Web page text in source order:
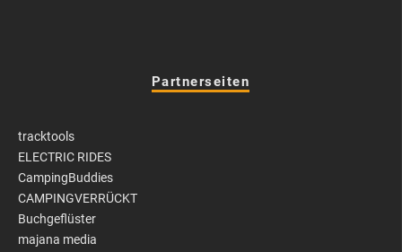
Partnerseiten
tracktools
ELECTRIC RIDES
CampingBuddies
CAMPINGVERRÜCKT
Buchgeflüster
majana media